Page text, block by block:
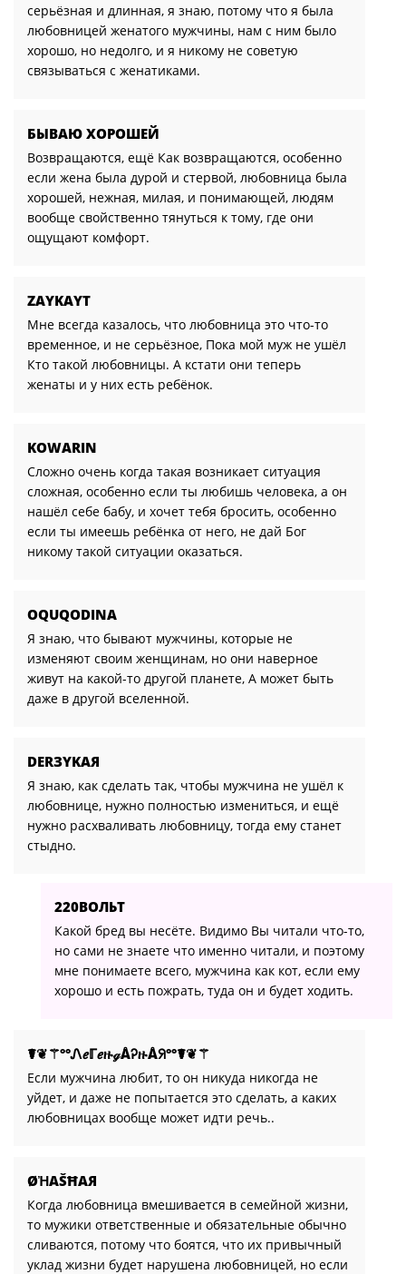
серьёзная и длинная, я знаю, потому что я была
любовницей женатого мужчины, нам с ним было
хорошо, но недолго, и я никому не советую
связываться с женатиками.
БЫВАЮ ХОРОШЕЙ
Возвращаются, ещё Как возвращаются, особенно
если жена была дурой и стервой, любовница была
хорошей, нежная, милая, и понимающей, людям
вообще свойственно тянуться к тому, где они
ощущают комфорт.
ZAYKAYT
Мне всегда казалось, что любовница это что-то
временное, и не серьёзное, Пока мой муж не ушёл
Кто такой любовницы. А кстати они теперь
женаты и у них есть ребёнок.
KOWARIN
Сложно очень когда такая возникает ситуация
сложная, особенно если ты любишь человека, а он
нашёл себе бабу, и хочет тебя бросить, особенно
если ты имеешь ребёнка от него, не дай Бог
никому такой ситуации оказаться.
OQUQODINA
Я знаю, что бывают мужчины, которые не
изменяют своим женщинам, но они наверное
живут на какой-то другой планете, А может быть
даже в другой вселенной.
DERЗYKAЯ
Я знаю, как сделать так, чтобы мужчина не ушёл к
любовнице, нужно полностью измениться, и ещё
нужно расхваливать любовницу, тогда ему станет
стыдно.
220ВОЛЬТ
Какой бред вы несёте. Видимо Вы читали что-то,
но сами не знаете что именно читали, и поэтому
мне понимаете всего, мужчина как кот, если ему
хорошо и есть пожрать, туда он и будет ходить.
☤❦⚚°°ᏁℯℾℯዙℊÅᎮዙÅᖆ°°☤❦⚚
Если мужчина любит, то он никуда никогда не
уйдет, и даже не попытается это сделать, а каких
любовницах вообще может идти речь..
ØἨАŠĦАЯ
Когда любовница вмешивается в семейной жизни,
то мужики ответственные и обязательные обычно
сливаются, потому что боятся, что их привычный
уклад жизни будет нарушена любовницей, но если